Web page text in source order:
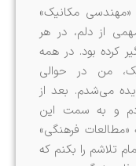
«مهندسی مکانیک»
از دلم، در هر
کرده بود. در همه
من در حوالی
می‌شدم. بعد از
و به سمت این
فرهنگی»
تلاشم را بکنم که